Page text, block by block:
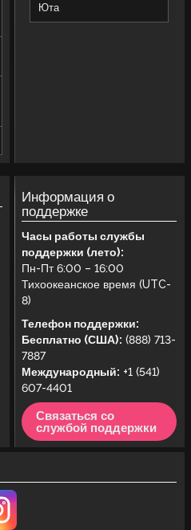
Юта
Информация о
поддержке
Часы работы службы
поддержки (лето):
Пн-Пт 6:00 – 16:00
Тихоокеанское время (UTC-
8)
Телефон поддержки:
Бесплатно (США): (888) 713-
7887
Международный: +1 (541)
607-4401
Связаться со
службой поддержки